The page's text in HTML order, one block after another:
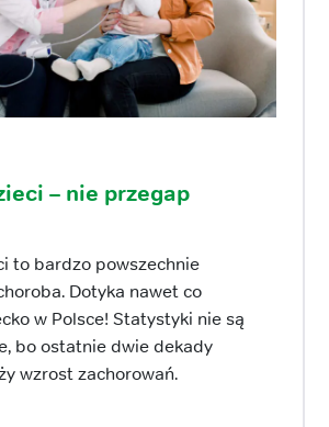
– nie przegap
to bardzo powszechnie
Dotyka nawet co
w Polsce! Statystyki nie są
bo ostatnie dwie dekady
wzrost zachorowań.